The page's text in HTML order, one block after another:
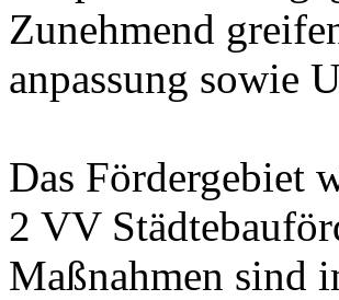
Zunehmend
anpassung sowie
Das Fördergebiet
2 VV
Maßnahmen sind